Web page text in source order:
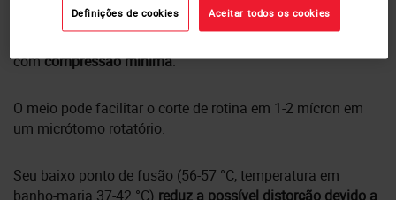
O meio de inclusão EM-400 é uma mistura de parafina
comcompressão mínima.
O meio pode facilitar o corte de rotina em 1-2 mícron em
um micrótomo rotatório.
Seu baixo ponto de fusão (56-57 °C, temperatura em
banho-maria 37-42 °C) reduz a possível distorção devido a
Definições de cookies Aceitar todos os cookies